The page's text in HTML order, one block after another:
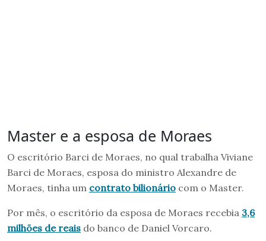
Master e a esposa de Moraes
O escritório Barci de Moraes, no qual trabalha Viviane
Barci de Moraes, esposa do ministro Alexandre de
Moraes, tinha um contrato bilionário com o Master.
Por mês, o escritório da esposa de Moraes recebia 3,6
milhões de reais do banco de Daniel Vorcaro.